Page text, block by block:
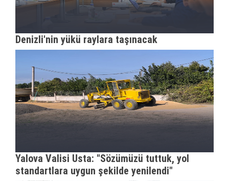
Denizli'nin yükü raylara taşınacak
Yalova Valisi Usta: "Sözümüzü tuttuk, yol
standartlara uygun şekilde yenilendi"